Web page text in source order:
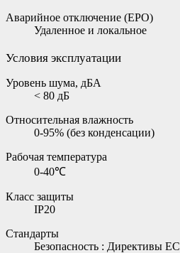
Аварийное отключение (EPO)
Удаленное и локальное
Условия эксплуатации
Уровень шума, дБА
< 80 дБ
Относительная влажность
0-95% (без конденсации)
Рабочая температура
0-40℃
Класс защиты
IP20
Стандарты
Безопасность : Директивы ЕС